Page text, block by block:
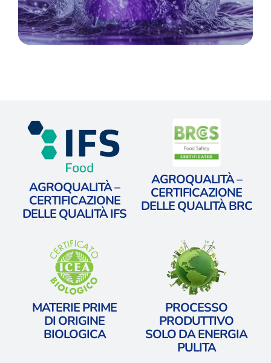
AGROQUALITÀ –
CERTIFICAZIONE
DELLE QUALITÀ IFS
AGROQUALITÀ –
CERTIFICAZIONE
DELLE QUALITÀ BRC
MATERIE PRIME
​DI ORIGINE
BIOLOGICA
PROCESSO
PRODUTTIVO
​SOLO DA ENERGIA
PULITA